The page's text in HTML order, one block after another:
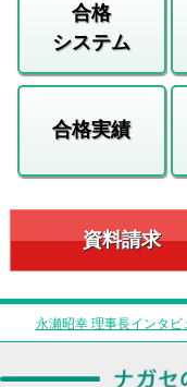
合格
システム
合格実績
資料請求
永瀬昭幸 理事長インタビ